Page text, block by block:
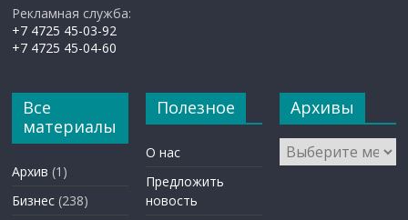
Рекламная служба:
+7 4725 45-03-92
+7 4725 45-04-60
Все
материалы
Архив (1)
Бизнес (238)
Полезное
О нас
Предложить
новость
Архивы
Архивы